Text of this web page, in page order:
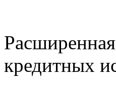
кредитных